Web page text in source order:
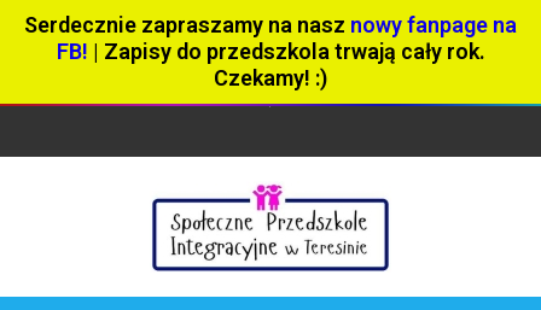
Serdecznie zapraszamy na nasz nowy fanpage na
FB! | Zapisy do przedszkola trwają cały rok.
Czekamy! :)